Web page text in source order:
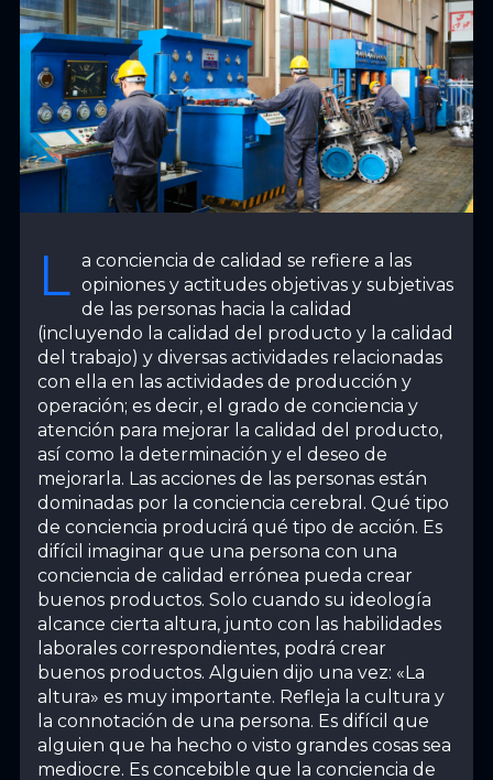
L a conciencia de calidad se refiere a las
opiniones y actitudes objetivas y subjetivas
de las personas hacia la calidad
(incluyendo la calidad del producto y la calidad
del trabajo) y diversas actividades relacionadas
con ella en las actividades de producción y
operación; es decir, el grado de conciencia y
atención para mejorar la calidad del producto,
así como la determinación y el deseo de
mejorarla. Las acciones de las personas están
dominadas por la conciencia cerebral. Qué tipo
de conciencia producirá qué tipo de acción. Es
difícil imaginar que una persona con una
conciencia de calidad errónea pueda crear
buenos productos. Solo cuando su ideología
alcance cierta altura, junto con las habilidades
laborales correspondientes, podrá crear
buenos productos. Alguien dijo una vez: «La
altura» es muy importante. Refleja la cultura y
la connotación de una persona. Es difícil que
alguien que ha hecho o visto grandes cosas sea
mediocre. Es concebible que la conciencia de